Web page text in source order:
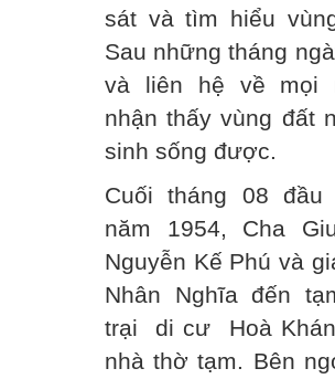
sát và tìm hiểu
Sau những tháng
và liên hệ về mọi
nhận thấy vùng đất
sinh sống được.
Cuối tháng 08 đầu
năm 1954, Cha
Nguyễn Kế Phú và
Nhân Nghĩa đến
trại di cư Hoà
nhà thờ tạm. Bên